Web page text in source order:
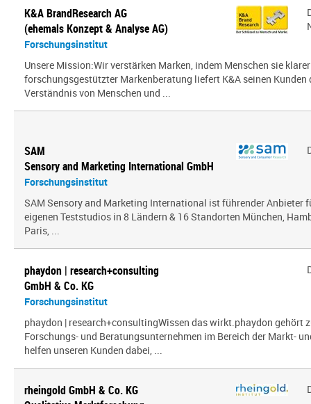
K&A BrandResearch AG
(ehemals Konzept & Analyse AG)
Forschungsinstitut
Unsere Mission:Wir verstärken Marken, indem Menschen sie
forschungsgestützter Markenberatung liefert K&A seinen Kunden
Verständnis von Menschen und ...
SAM
Sensory and Marketing International GmbH
Forschungsinstitut
SAM Sensory and Marketing International ist führender Anbieter
eigenen Teststudios in 8 Ländern & 16 Standorten München,
Paris, ...
phaydon | research+consulting
GmbH & Co. KG
Forschungsinstitut
phaydon | research+consultingWissen das wirkt.phaydon gehört
Forschungs- und Beratungsunternehmen im Bereich der Markt-
helfen unseren Kunden dabei, ...
rheingold GmbH & Co. KG